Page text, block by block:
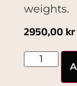
weights.
2950,00 kr